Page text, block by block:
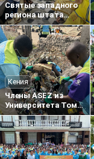
Святые западного
региона штата
Махараштра
(Индия) провели
1733-ю донорскую
акцию «Любовь
Пасхи — любовь к
жизни»
Кения
Члены ASEZ из
Университета Том
Мбойя (Кения)
очистили
территорию вокруг
общественного
рынка Хома-Бей